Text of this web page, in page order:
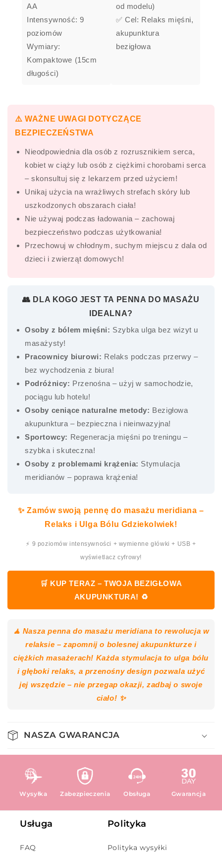
AA
Intensywność: 9
poziomów
Wymiary:
Kompaktowe (15cm
długości)
od modelu)
✅ Cel: Relaks mięśni,
akupunktura
bezigłowa
⚠️ WAŻNE UWAGI DOTYCZĄCE
BEZPIECZEŃSTWA
Nieodpowiednia dla osób z rozrusznikiem serca,
kobiet w ciąży lub osób z ciężkimi chorobami serca
– skonsultuj się z lekarzem przed użyciem!
Unikaj użycia na wrażliwych strefach skóry lub
uszkodzonych obszarach ciała!
Nie używaj podczas ładowania – zachowaj
bezpieczeństwo podczas użytkowania!
Przechowuj w chłodnym, suchym miejscu z dala od
dzieci i zwierząt domowych!
👥 DLA KOGO JEST TA PENNA DO MASAŻU
IDEALNA?
Osoby z bólem mięśni: Szybka ulga bez wizyt u
masażysty!
Pracownicy biurowi: Relaks podczas przerwy –
bez wychodzenia z biura!
Podróżnicy: Przenośna – użyj w samochodzie,
pociągu lub hotelu!
Osoby ceniące naturalne metody: Bezigłowa
akupunktura – bezpieczna i nieinwazyjna!
Sportowcy: Regeneracja mięśni po treningu –
szybka i skuteczna!
Osoby z problemami krążenia: Stymulacja
meridianów – poprawa krążenia!
✨ Zamów swoją pennę do masażu meridiana –
Relaks i Ulga Bólu Gdziekolwiek!
⚡ 9 poziomów intensywności + wymienne główki + USB +
wyświetlacz cyfrowy!
🛒 KUP TERAZ – TWOJA BEZIGŁOWA
AKUPUNKTURA! ♻️
🧘 Nasza penna do masażu meridiana to rewolucja w
relaksie – zapomnij o bolesnej akupunkturze i
ciężkich masażerach! Każda stymulacja to ulga bólu
i głęboki relaks, a przenośny design pozwala użyć
jej wszędzie – nie przegap okazji, zadbaj o swoje
ciało! ✨
NASZA GWARANCJA
Wysyłka Zabezpieczenia Obsługa Gwarancja
Usługa
FAQ
Polityka
Polityka wysyłki